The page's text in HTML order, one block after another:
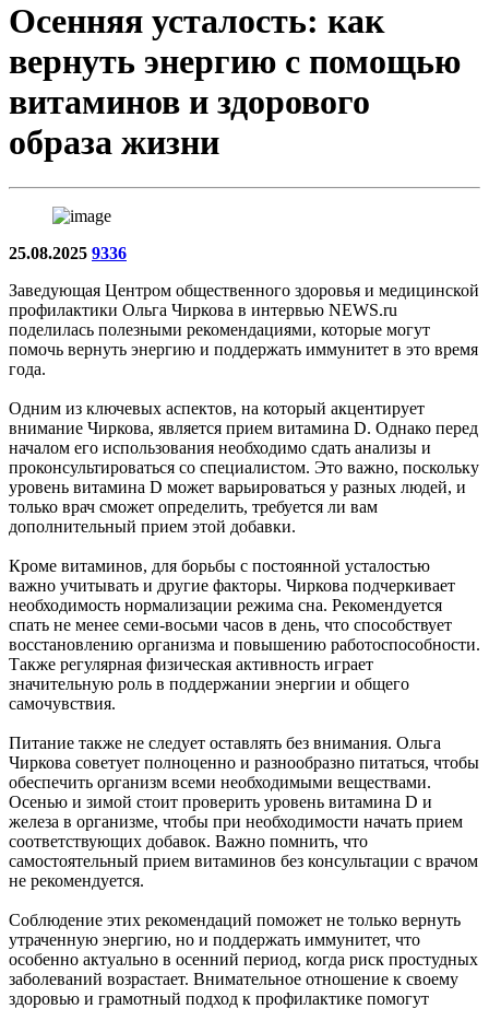
Осенняя усталость: как
вернуть энергию с помощью
витаминов и здорового
образа жизни
25.08.2025 9336
Заведующая Центром общественного здоровья и медицинской
профилактики Ольга Чиркова в интервью NEWS.ru
поделилась полезными рекомендациями, которые могут
помочь вернуть энергию и поддержать иммунитет в это время
года.
Одним из ключевых аспектов, на который акцентирует
внимание Чиркова, является прием витамина D. Однако перед
началом его использования необходимо сдать анализы и
проконсультироваться со специалистом. Это важно, поскольку
уровень витамина D может варьироваться у разных людей, и
только врач сможет определить, требуется ли вам
дополнительный прием этой добавки.
Кроме витаминов, для борьбы с постоянной усталостью
важно учитывать и другие факторы. Чиркова подчеркивает
необходимость нормализации режима сна. Рекомендуется
спать не менее семи-восьми часов в день, что способствует
восстановлению организма и повышению работоспособности.
Также регулярная физическая активность играет
значительную роль в поддержании энергии и общего
самочувствия.
Питание также не следует оставлять без внимания. Ольга
Чиркова советует полноценно и разнообразно питаться, чтобы
обеспечить организм всеми необходимыми веществами.
Осенью и зимой стоит проверить уровень витамина D и
железа в организме, чтобы при необходимости начать прием
соответствующих добавок. Важно помнить, что
самостоятельный прием витаминов без консультации с врачом
не рекомендуется.
Соблюдение этих рекомендаций поможет не только вернуть
утраченную энергию, но и поддержать иммунитет, что
особенно актуально в осенний период, когда риск простудных
заболеваний возрастает. Внимательное отношение к своему
здоровью и грамотный подход к профилактике помогут